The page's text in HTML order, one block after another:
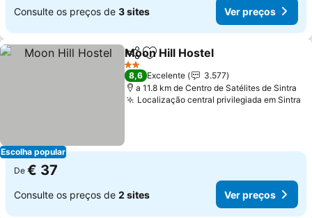
Consulte os preços de 3 sites Ver preços
Escolha popular
PartilharAdicionar aos favoritos
Moon Hill Hostel
2 Estrelas
8,6 Excelente
3.577
a 11.8 km de Centro de Satélites de Sintra
Localização central privilegiada em Sintra
De € 37
Consulte os preços de 2 sites Ver preços